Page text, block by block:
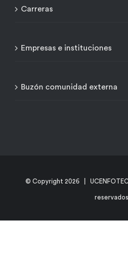
Carreras
Empresas e instituciones
Buzón comunidad externa
© Copyright 2026 |
reservados